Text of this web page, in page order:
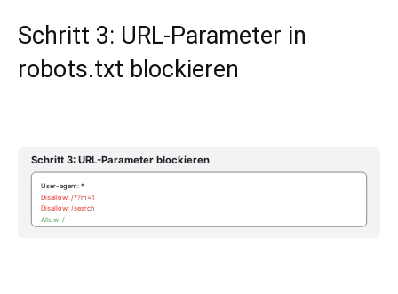
Schritt 3: URL-Parameter in
robots.txt blockieren
Schritt 3: URL-Parameter blockieren
User-agent: *
Disallow: /*?m=1
Disallow: /search
Allow: /